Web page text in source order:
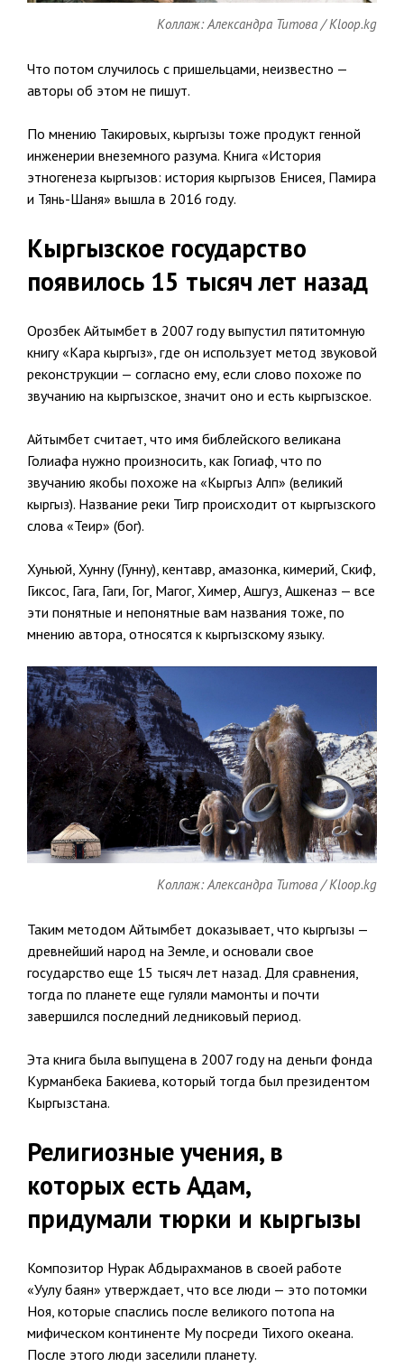
Коллаж: Александра Титова / Kloop.kg
Что потом случилось с пришельцами, неизвестно —
авторы об этом не пишут.
По мнению Такировых, кыргызы тоже продукт генной
инженерии внеземного разума. Книга «История
этногенеза кыргызов: история кыргызов Енисея, Памира
и Тянь-Шаня» вышла в 2016 году.
Кыргызское государство
появилось 15 тысяч лет назад
Орозбек Айтымбет в 2007 году выпустил пятитомную
книгу «Кара кыргыз», где он использует метод звуковой
реконструкции — согласно ему, если слово похоже по
звучанию на кыргызское, значит оно и есть кыргызское.
Айтымбет считает, что имя библейского великана
Голиафа нужно произносить, как Гогиаф, что по
звучанию якобы похоже на «Кыргыз Алп» (великий
кыргыз). Название реки Тигр происходит от кыргызского
слова «Теӊир» (бог).
Хуньюй, Хунну (Гунну), кентавр, амазонка, кимерий, Скиф,
Гиксос, Гага, Гаги, Гог, Магог, Химер, Ашгуз, Ашкеназ — все
эти понятные и непонятные вам названия тоже, по
мнению автора, относятся к кыргызскому языку.
Коллаж: Александра Титова / Kloop.kg
Таким методом Айтымбет доказывает, что кыргызы —
древнейший народ на Земле, и основали свое
государство еще 15 тысяч лет назад. Для сравнения,
тогда по планете еще гуляли мамонты и почти
завершился последний ледниковый период.
Эта книга была выпущена в 2007 году на деньги фонда
Курманбека Бакиева, который тогда был президентом
Кыргызстана.
Религиозные учения, в
которых есть Адам,
придумали тюрки и кыргызы
Композитор Нурак Абдырахманов в своей работе
«Уулу баян» утверждает, что все люди — это потомки
Ноя, которые спаслись после великого потопа на
мифическом континенте Му посреди Тихого океана.
После этого люди заселили планету.